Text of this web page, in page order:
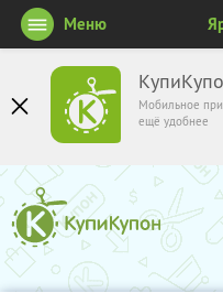
Мобильное
ещё удобнее
Меню